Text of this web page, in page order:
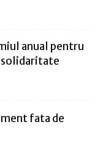
anual pentru
fata de